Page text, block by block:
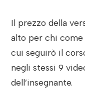
Il prezzo della
alto per chi come
cui seguirò il
negli stessi 9
dell’insegnante.